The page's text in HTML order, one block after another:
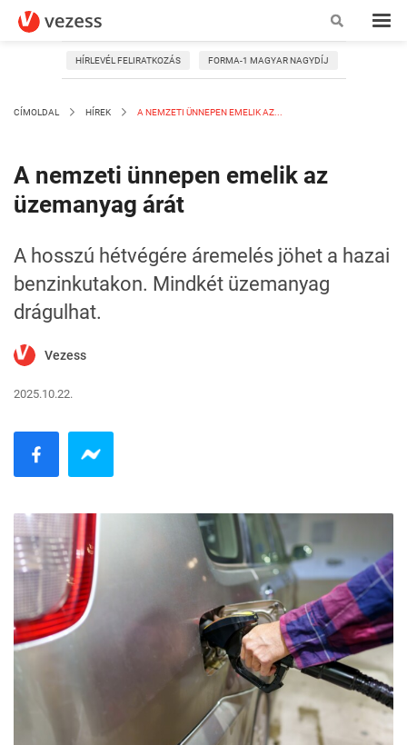
HÍRLEVÉL FELIRATKOZÁS FORMA-1 MAGYAR NAGYDÍJ
CÍMOLDAL HÍREK A NEMZETI ÜNNEPEN EMELIK AZ...
A nemzeti ünnepen emelik az
üzemanyag árát
A hosszú hétvégére áremelés jöhet a hazai
benzinkutakon. Mindkét üzemanyag
drágulhat.
Vezess
2025.10.22.